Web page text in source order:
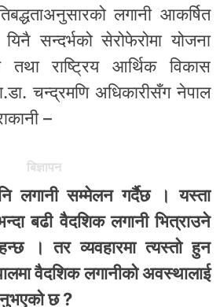
लगानी आकर्षित
सन्दर्भको सेरोफेरोमा योजना
तथा राष्ट्रिय आर्थिक विकास
चन्द्रमणि अधिकारीसँग नेपाल
–
बिज्ञापन
लगानी सम्मेलन गर्दैछ । यस्ता
बढी वैदशिक लगानी भित्राउने
। तर व्यवहारमा त्यस्तो हुन
वैदशिक लगानीको अवस्थालाई
छ ?